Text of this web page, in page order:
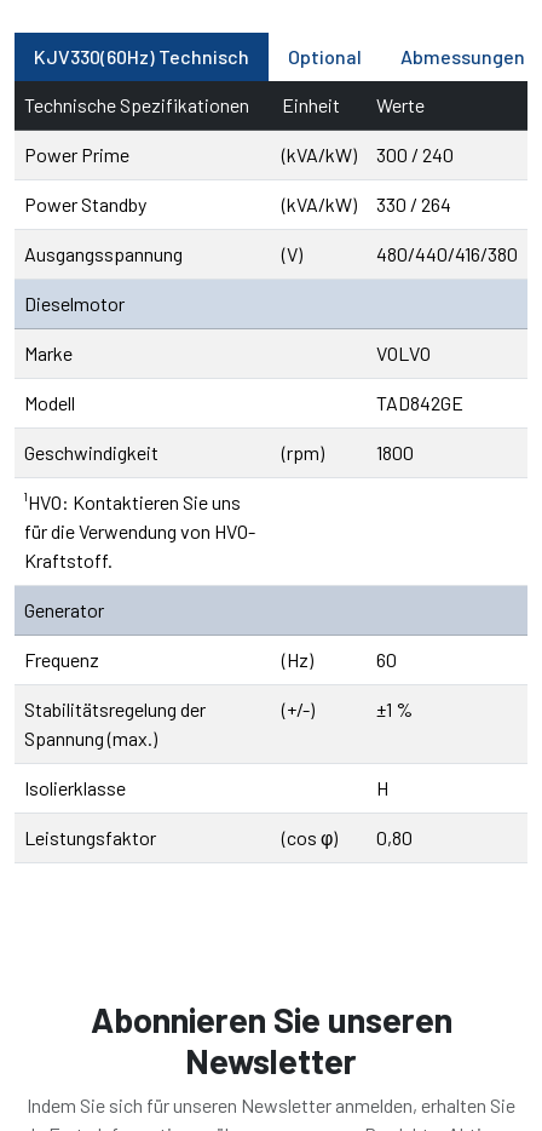
KJV330(60Hz) Technisch Optional Abmessungen
Technische Spezifikationen Einheit Werte
Power Prime (kVA/kW) 300 / 240
Power Standby (kVA/kW) 330 / 264
Ausgangsspannung (V) 480/440/416/380
Dieselmotor
Marke VOLVO
Modell TAD842GE
Geschwindigkeit (rpm) 1800
¹HVO: Kontaktieren Sie uns
für die Verwendung von HVO-
Kraftstoff.
Generator
Frequenz (Hz) 60
Stabilitätsregelung der
Spannung (max.)
(+/-) ±1 %
Isolierklasse H
Leistungsfaktor (cos φ) 0,80
Abonnieren Sie unseren
Newsletter
Indem Sie sich für unseren Newsletter anmelden, erhalten Sie